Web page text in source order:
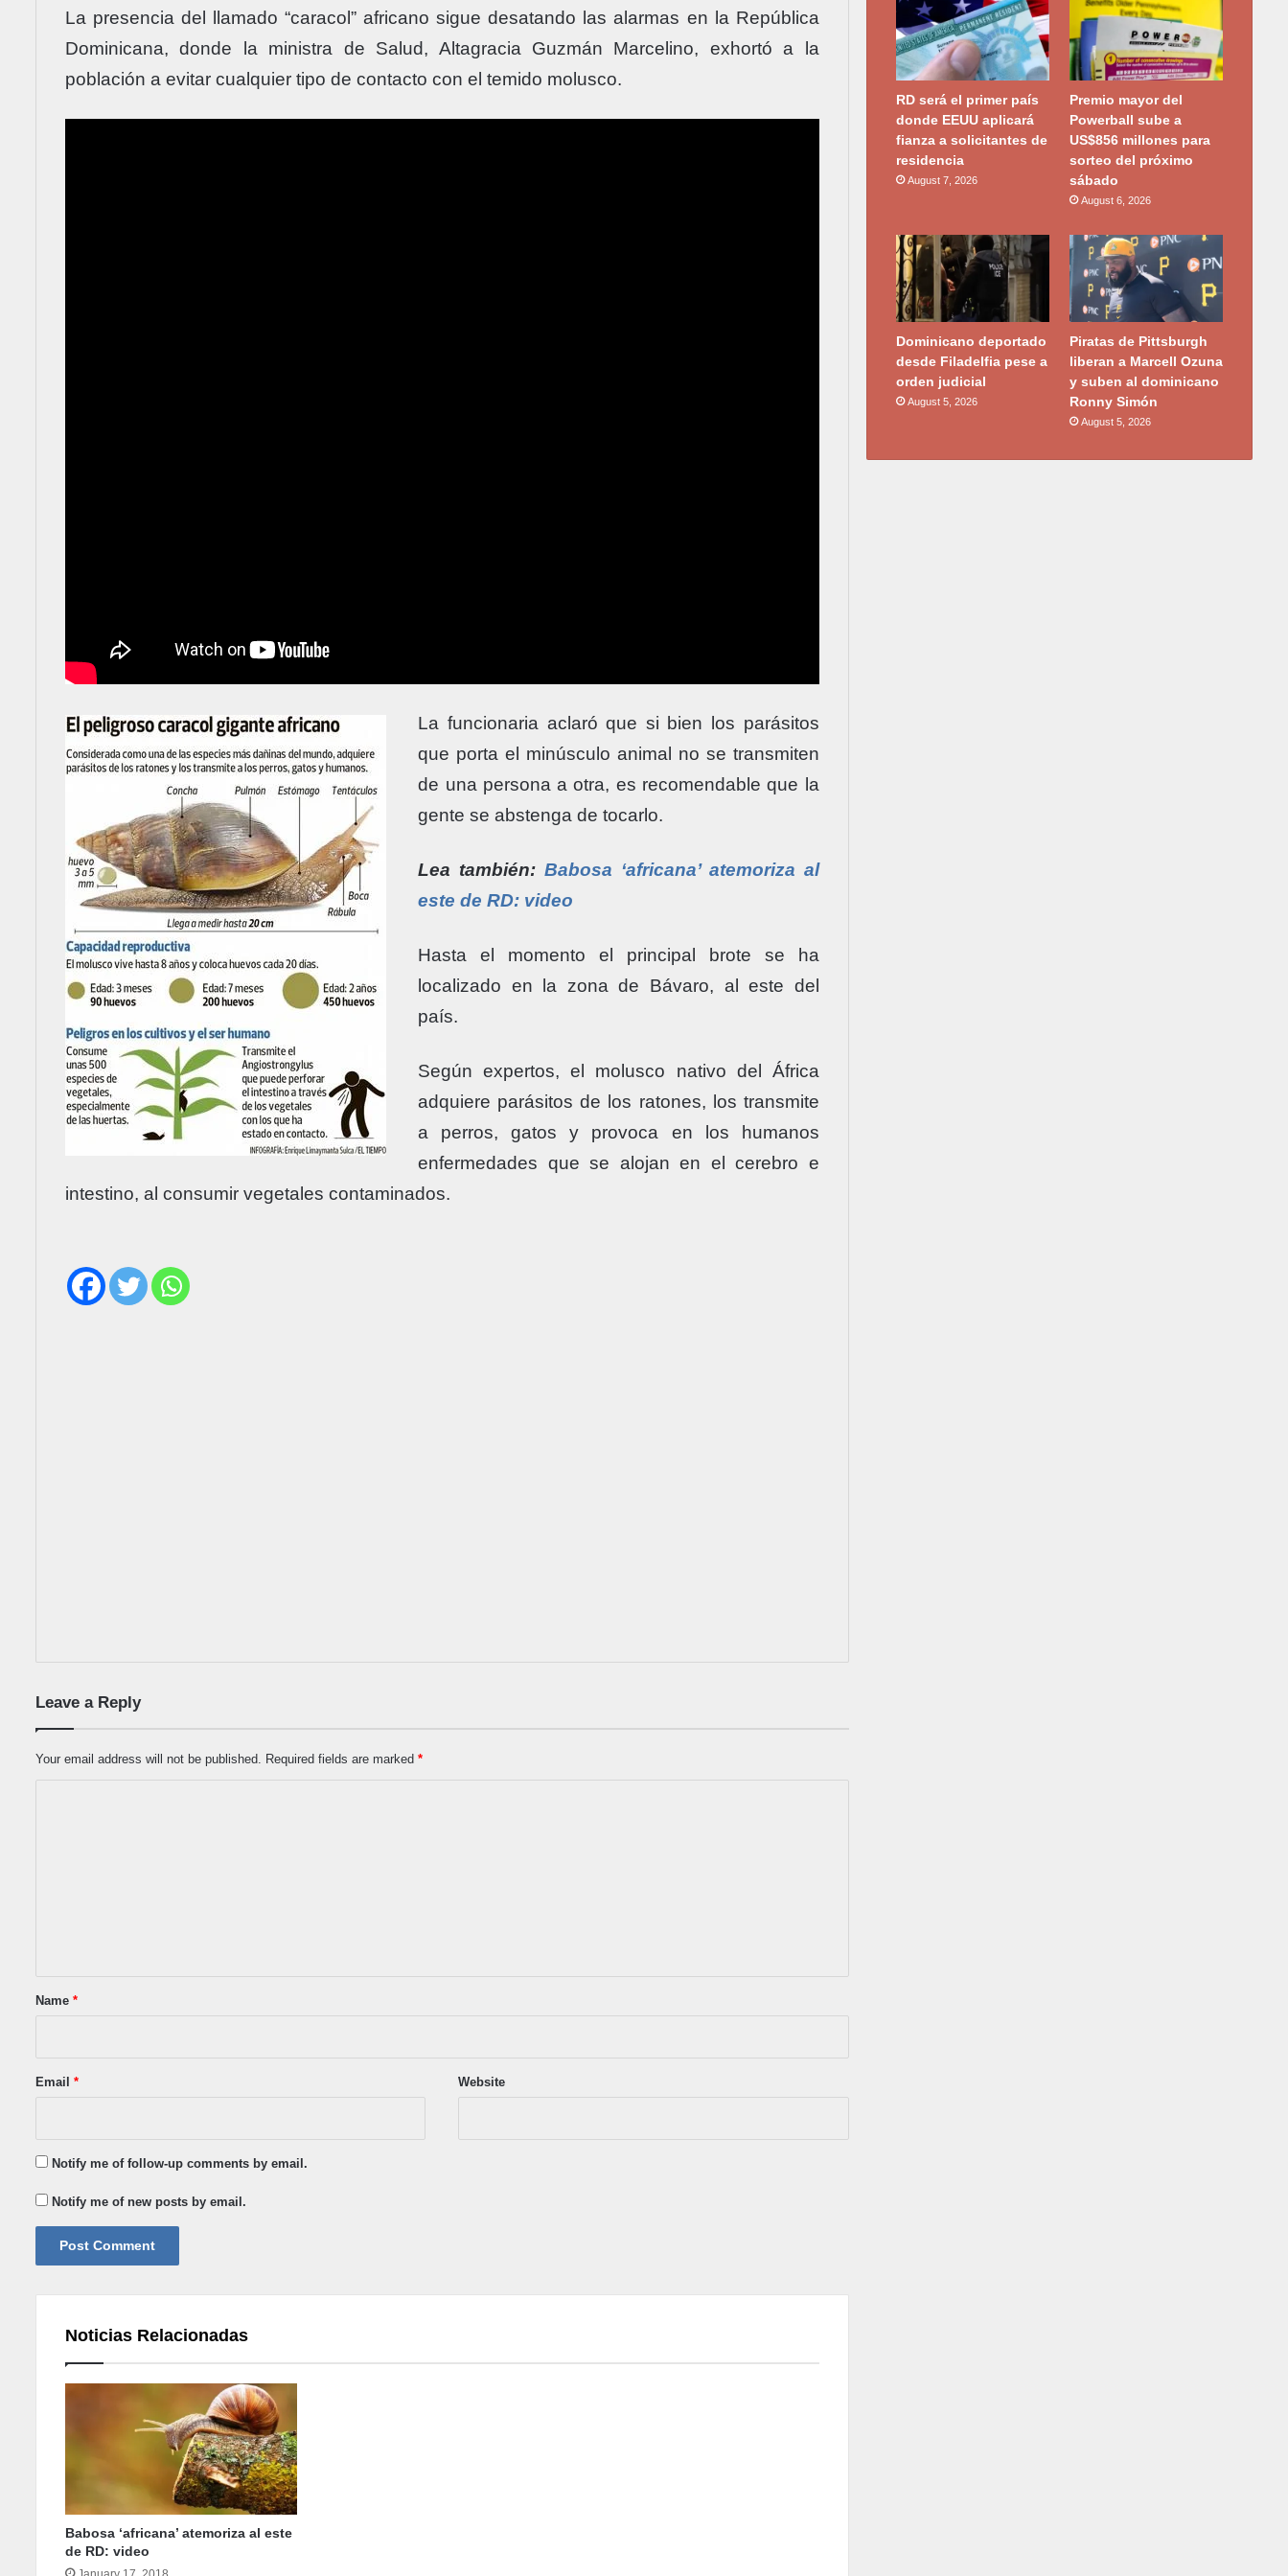
La presencia del llamado “caracol” africano sigue desatando las alarmas en la República
Dominicana, donde la ministra de Salud, Altagracia Guzmán Marcelino, exhortó a la
población a evitar cualquier tipo de contacto con el temido molusco.
La funcionaria aclaró que si bien los parásitos
que porta el minúsculo animal no se transmiten
de una persona a otra, es recomendable que la
gente se abstenga de tocarlo.
Lea también:Babosa ‘africana’ atemoriza al
este de RD: video
Hasta el momento el principal brote se ha
localizado en la zona de Bávaro, al este del
país.
Según expertos, el molusco nativo del África
adquiere parásitos de los ratones, los transmite
a perros, gatos y provoca en los humanos
enfermedades que se alojan en el cerebro e
intestino, al consumir vegetales contaminados.
Leave a Reply
Your email address will not be published. Required fields are marked *
*Name *
Email * Website
Notify me of follow-up comments by email.
Notify me of new posts by email.
Noticias Relacionadas
Babosa ‘africana’ atemoriza al este
de RD: video
RD será el primer país
donde EEUU aplicará
fianza a solicitantes de
residencia
August 7, 2026
Premio mayor del
Powerball sube a
US$856 millones para
sorteo del próximo
sábado
August 6, 2026
Dominicano deportado
desde Filadelfia pese a
orden judicial
August 5, 2026
Piratas de Pittsburgh
liberan a Marcell Ozuna
y suben al dominicano
Ronny Simón
August 5, 2026